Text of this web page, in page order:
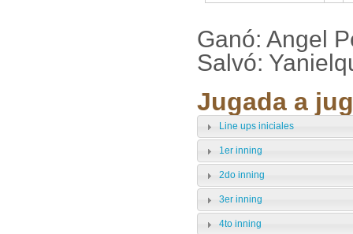
Ganó: Angel
Salvó:
Jugada a
Line ups iniciales
1er inning
2do inning
3er inning
4to inning